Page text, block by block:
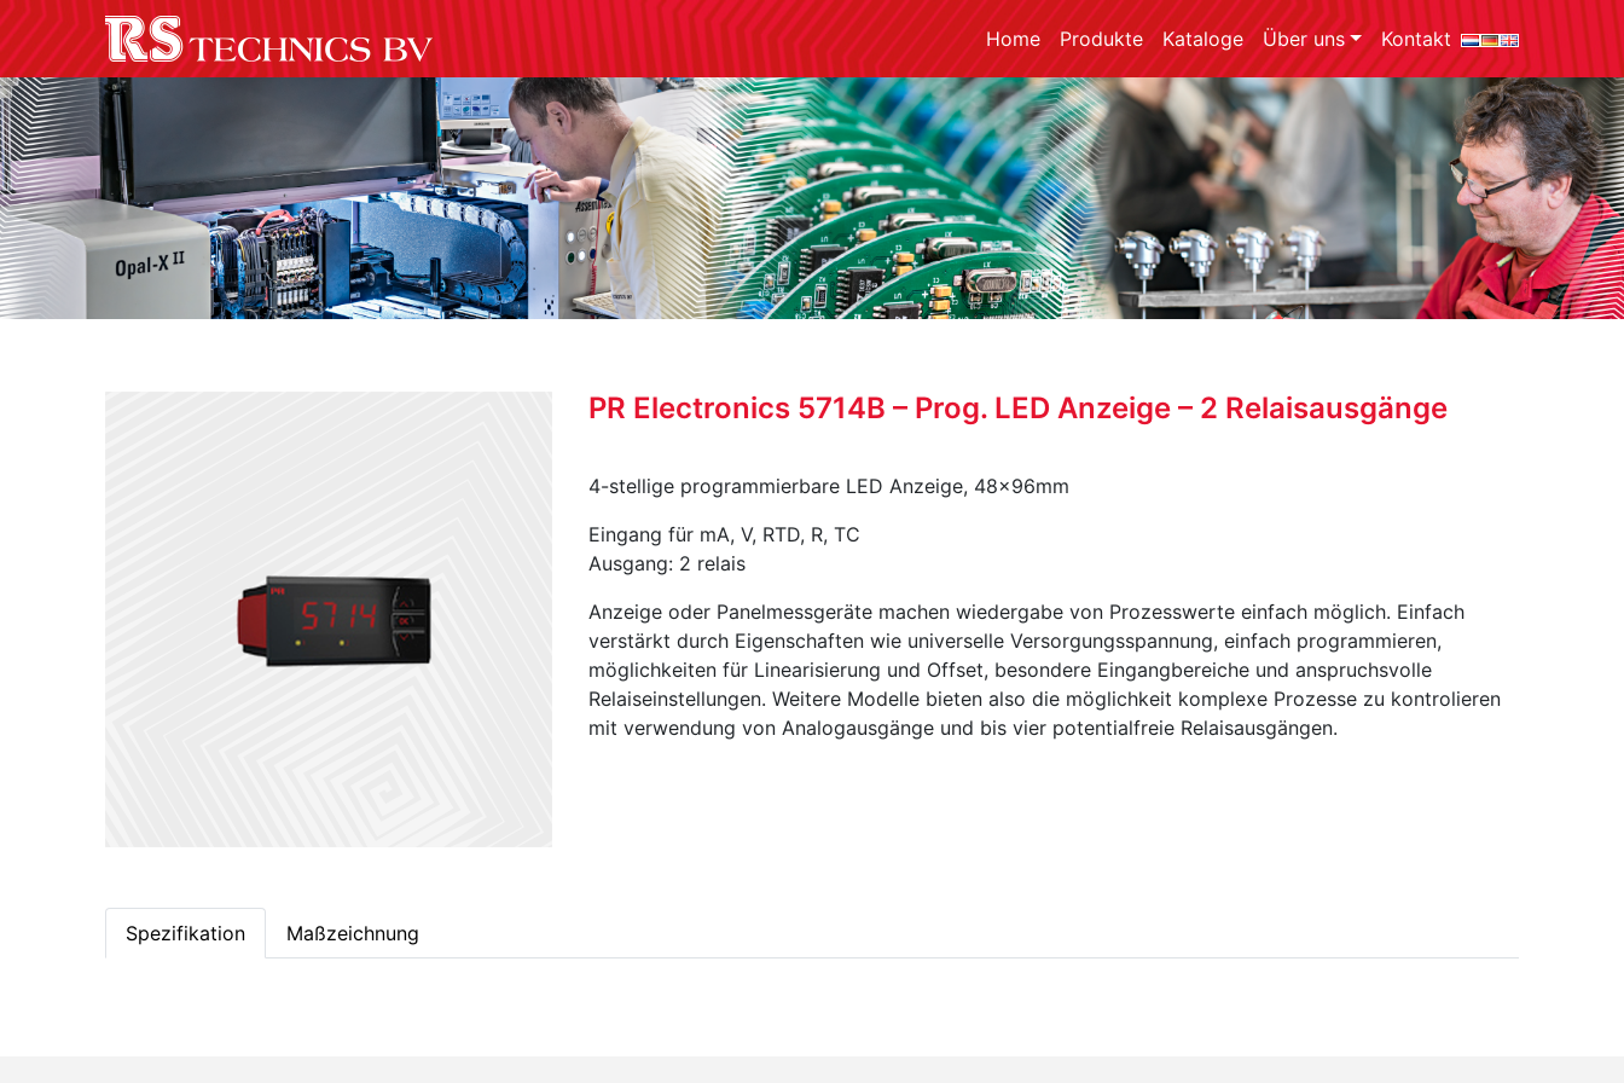
Home Produkte Kataloge Über uns Kontakt
PR Electronics 5714B – Prog. LED Anzeige – 2 Relaisausgänge
4-stellige programmierbare LED Anzeige, 48x96mm
Eingang für mA, V, RTD, R, TC
Ausgang: 2 relais
Anzeige oder Panelmessgeräte machen wiedergabe von Prozesswerte einfach möglich. Einfach
verstärkt durch Eigenschaften wie universelle Versorgungsspannung, einfach programmieren,
möglichkeiten für Linearisierung und Offset, besondere Eingangbereiche und anspruchsvolle
Relaiseinstellungen. Weitere Modelle bieten also die möglichkeit komplexe Prozesse zu kontrolieren
mit verwendung von Analogausgänge und bis vier potentialfreie Relaisausgängen.
Spezifikation Maßzeichnung